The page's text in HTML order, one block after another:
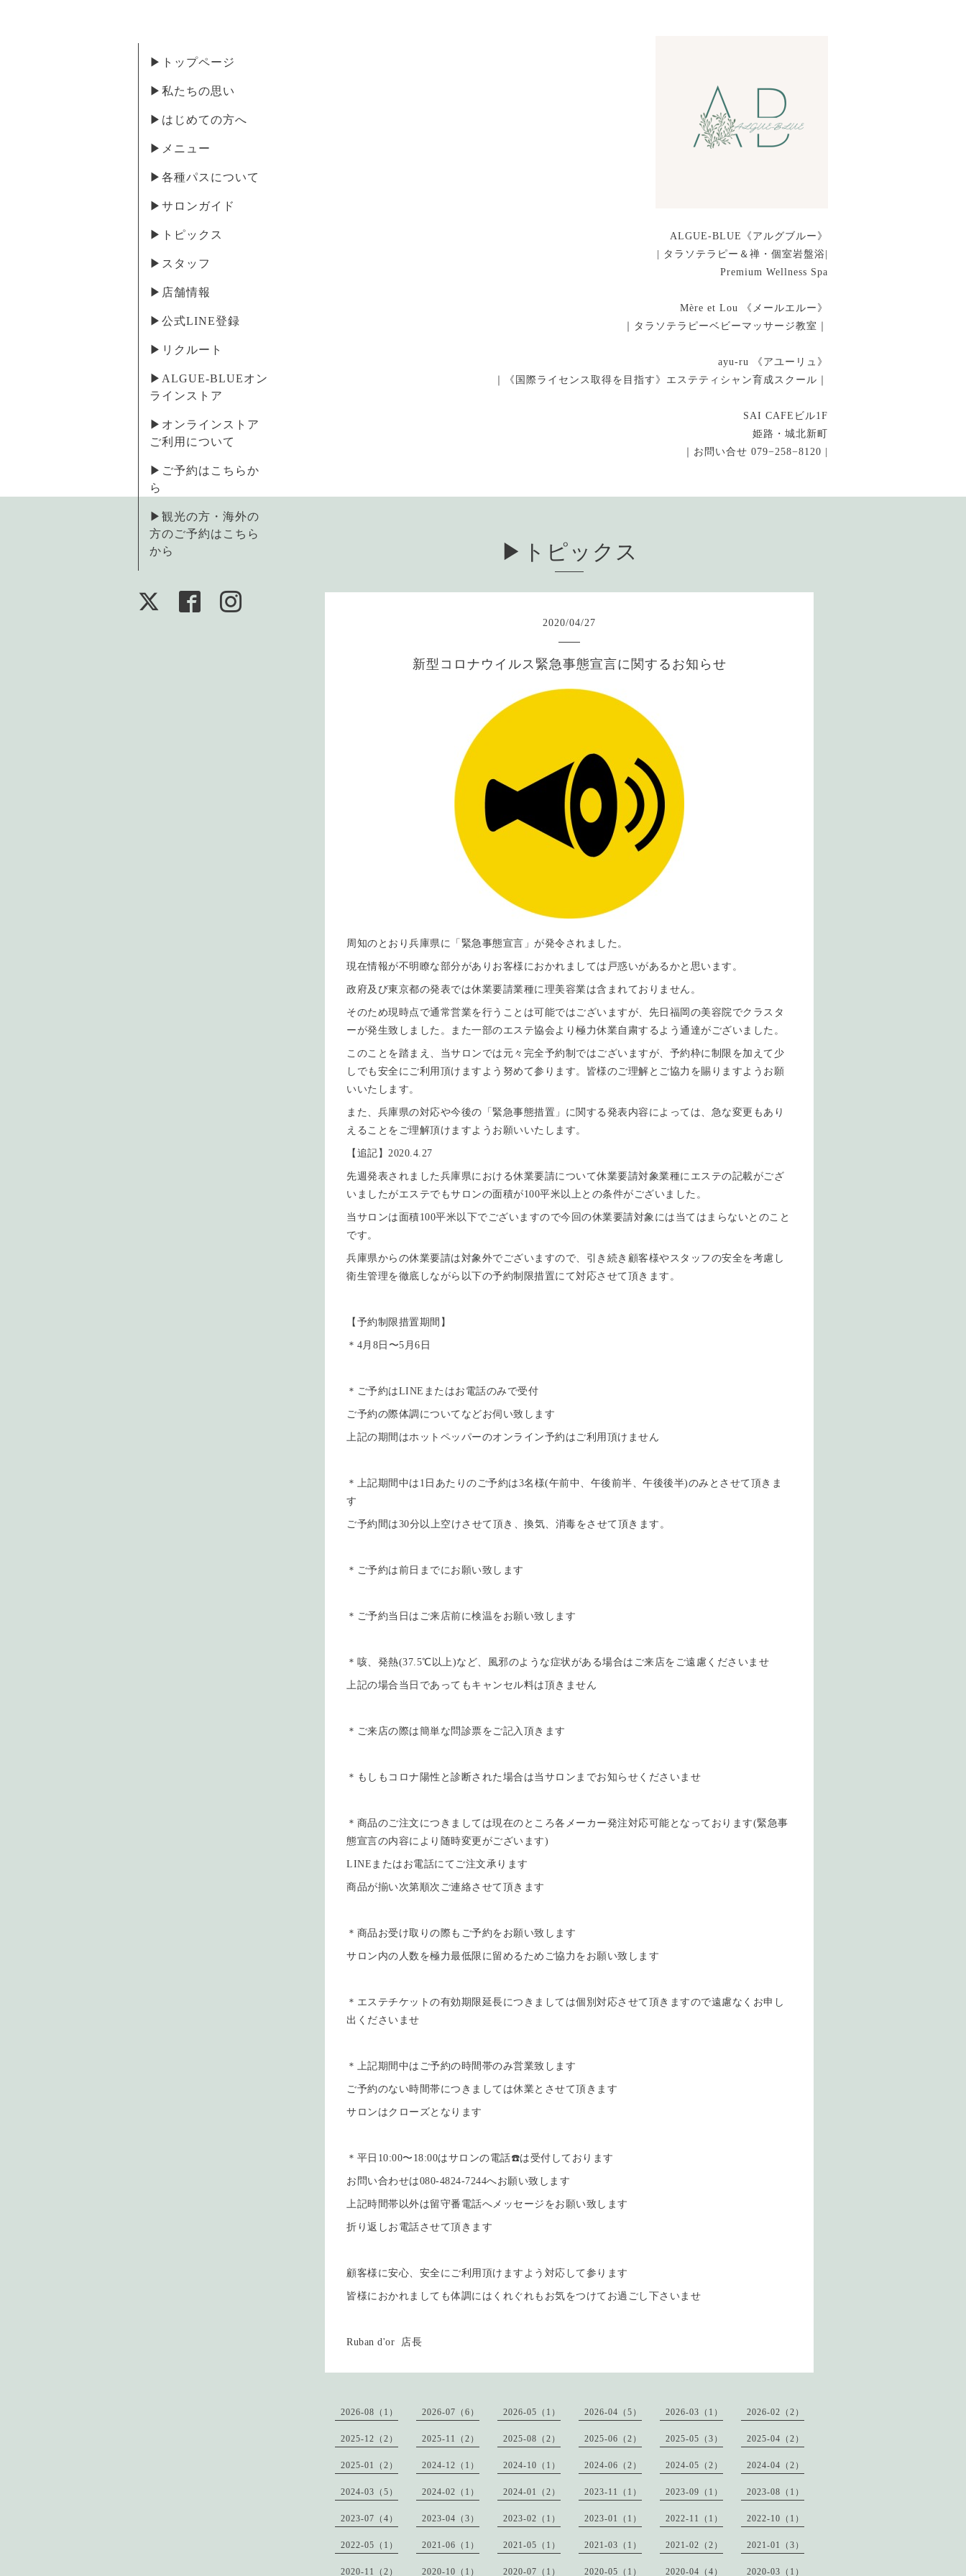
ALGUE-BLUE《アルグブルー》
| タラソテラピー＆禅・個室岩盤浴|
Premium Wellness Spa
Mère et Lou 《メールエルー》
｜タラソテラピーベビーマッサージ教室｜
ayu-ru 《アユーリュ》
｜《国際ライセンス取得を目指す》エステティシャン育成スクール｜
SAI CAFEビル1F
姫路・城北新町
｜お問い合せ 079−258−8120 |
▶︎トップページ
▶︎私たちの思い
▶︎はじめての方へ
▶︎メニュー
▶︎各種パスについて
▶︎サロンガイド
▶︎トピックス
▶︎スタッフ
▶︎店舗情報
▶︎公式LINE登録
▶︎リクルート
▶︎ALGUE-BLUEオン
ラインストア
▶︎オンラインストア
ご利用について
▶︎ご予約はこちらか
ら
▶︎観光の方・海外の
方のご予約はこちら
から
▶︎トピックス
2020/04/27
新型コロナウイルス緊急事態宣言に関するお知らせ
周知のとおり兵庫県に「緊急事態宣言」が発令されました。
現在情報が不明瞭な部分がありお客様におかれましては戸惑いがあるかと思います。
政府及び東京都の発表では休業要請業種に理美容業は含まれておりません。
そのため現時点で通常営業を行うことは可能ではございますが、先日福岡の美容院でクラスタ
ーが発生致しました。また一部のエステ協会より極力休業自粛するよう通達がございました。
このことを踏まえ、当サロンでは元々完全予約制ではございますが、予約枠に制限を加えて少
しでも安全にご利用頂けますよう努めて参ります。皆様のご理解とご協力を賜りますようお願
いいたします。
また、兵庫県の対応や今後の「緊急事態措置」に関する発表内容によっては、急な変更もあり
えることをご理解頂けますようお願いいたします。
【追記】2020.4.27
先週発表されました兵庫県における休業要請について休業要請対象業種にエステの記載がござ
いましたがエステでもサロンの面積が100平米以上との条件がございました。
当サロンは面積100平米以下でございますので今回の休業要請対象には当てはまらないとのこと
です。
兵庫県からの休業要請は対象外でございますので、引き続き顧客様やスタッフの安全を考慮し
衛生管理を徹底しながら以下の予約制限措置にて対応させて頂きます。
【予約制限措置期間】
＊4月8日〜5月6日
＊ご予約はLINEまたはお電話のみで受付
ご予約の際体調についてなどお伺い致します
上記の期間はホットペッパーのオンライン予約はご利用頂けません
＊上記期間中は1日あたりのご予約は3名様(午前中、午後前半、午後後半)のみとさせて頂きま
す
ご予約間は30分以上空けさせて頂き、換気、消毒をさせて頂きます。
＊ご予約は前日までにお願い致します
＊ご予約当日はご来店前に検温をお願い致します
＊咳、発熱(37.5℃以上)など、風邪のような症状がある場合はご来店をご遠慮くださいませ
上記の場合当日であってもキャンセル料は頂きません
＊ご来店の際は簡単な問診票をご記入頂きます
＊もしもコロナ陽性と診断された場合は当サロンまでお知らせくださいませ
＊商品のご注文につきましては現在のところ各メーカー発注対応可能となっております(緊急事
態宣言の内容により随時変更がございます)
LINEまたはお電話にてご注文承ります
商品が揃い次第順次ご連絡させて頂きます
＊商品お受け取りの際もご予約をお願い致します
サロン内の人数を極力最低限に留めるためご協力をお願い致します
＊エステチケットの有効期限延長につきましては個別対応させて頂きますので遠慮なくお申し
出くださいませ
＊上記期間中はご予約の時間帯のみ営業致します
ご予約のない時間帯につきましては休業とさせて頂きます
サロンはクローズとなります
＊平日10:00〜18:00はサロンの電話☎️は受付しております
お問い合わせは080-4824-7244へお願い致します
上記時間帯以外は留守番電話へメッセージをお願い致します
折り返しお電話させて頂きます
顧客様に安心、安全にご利用頂けますよう対応して参ります
皆様におかれましても体調にはくれぐれもお気をつけてお過ごし下さいませ
Ruban d'or 店長
2026-08（1） 2026-07（6） 2026-05（1） 2026-04（5） 2026-03（1） 2026-02（2）
2025-12（2） 2025-11（2） 2025-08（2） 2025-06（2） 2025-05（3） 2025-04（2）
2025-01（2） 2024-12（1） 2024-10（1） 2024-06（2） 2024-05（2） 2024-04（2）
2024-03（5） 2024-02（1） 2024-01（2） 2023-11（1） 2023-09（1） 2023-08（1）
2023-07（4） 2023-04（3） 2023-02（1） 2023-01（1） 2022-11（1） 2022-10（1）
2022-05（1） 2021-06（1） 2021-05（1） 2021-03（1） 2021-02（2） 2021-01（3）
2020-11（2） 2020-10（1） 2020-07（1） 2020-05（1） 2020-04（4） 2020-03（1）